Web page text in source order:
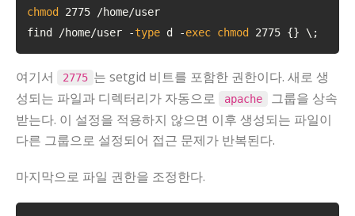
chmod
2775 /home/user
find /home/user -type d -exec chmod 2775 {} \;
여기서 2775 는 setgid 비트를 포함한 권한이다. 새로 생
성되는 파일과 디렉터리가 자동으로
apache
그룹을 상속
받는다. 이 설정을 적용하지 않으면 이후 생성되는 파일이
다른 그룹으로 설정되어 접근 문제가 반복된다.
마지막으로 파일 권한을 조정한다.